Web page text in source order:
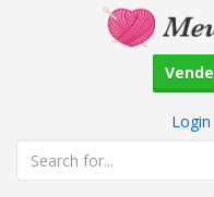
Login